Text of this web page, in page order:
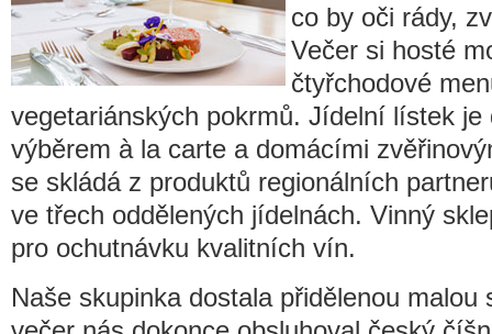
co by oči rády,
Večer si hosté
čtyřchodové
vegetariánských pokrmů. Jídelní lístek je
výběrem à la carte a domácími
se skládá z produktů regionálních
ve třech oddělených jídelnách. Vinný
pro ochutnávku kvalitních vín.
Naše skupinka dostala přidělenou